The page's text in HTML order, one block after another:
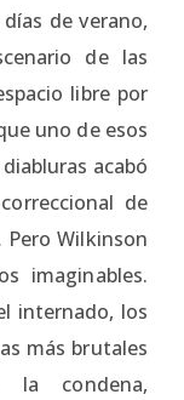
de verano,
de las
libre por
uno de esos
acabó
de
Wilkinson
imaginables.
internado, los
más brutales
la condena,